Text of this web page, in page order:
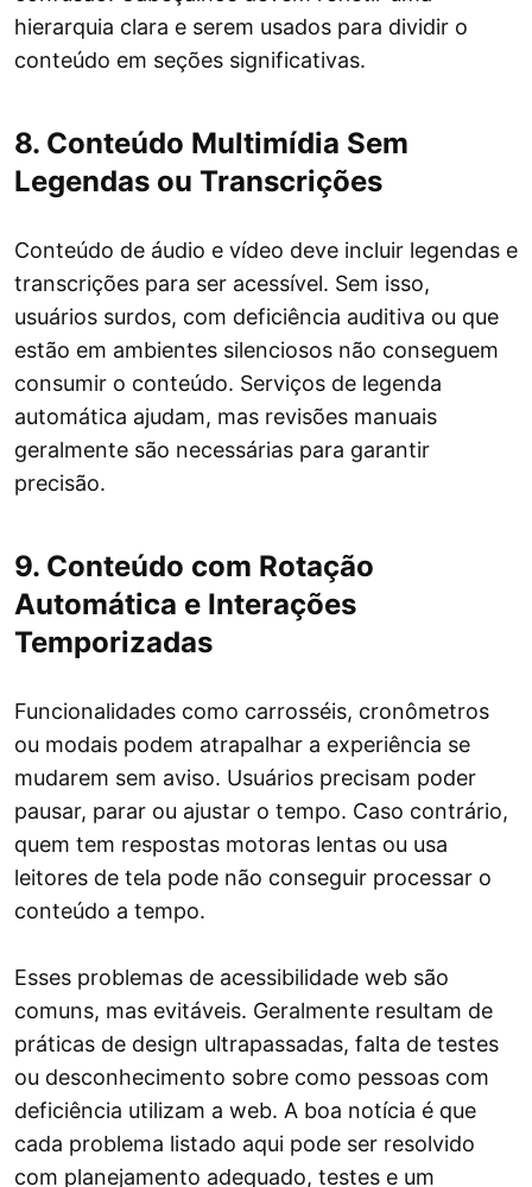
hierarquia clara e serem usados para dividir o
conteúdo em seções significativas.
8. Conteúdo Multimídia Sem
Legendas ou Transcrições
Conteúdo de áudio e vídeo deve incluir legendas e
transcrições para ser acessível. Sem isso,
usuários surdos, com deficiência auditiva ou que
estão em ambientes silenciosos não conseguem
consumir o conteúdo. Serviços de legenda
automática ajudam, mas revisões manuais
geralmente são necessárias para garantir
precisão.
9. Conteúdo com Rotação
Automática e Interações
Temporizadas
Funcionalidades como carrosséis, cronômetros
ou modais podem atrapalhar a experiência se
mudarem sem aviso. Usuários precisam poder
pausar, parar ou ajustar o tempo. Caso contrário,
quem tem respostas motoras lentas ou usa
leitores de tela pode não conseguir processar o
conteúdo a tempo.
Esses problemas de acessibilidade web são
comuns, mas evitáveis. Geralmente resultam de
práticas de design ultrapassadas, falta de testes
ou desconhecimento sobre como pessoas com
deficiência utilizam a web. A boa notícia é que
cada problema listado aqui pode ser resolvido
com planejamento adequado, testes e um